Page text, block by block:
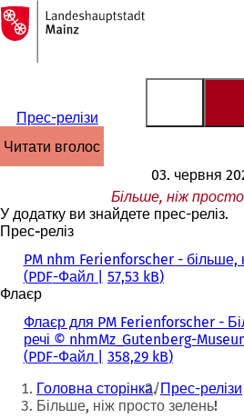
Перейти до змісту
На
головну
сторінку
Прес-релізи
читати вголос
03. червня
Більше, ніж
У додатку ви знайдете прес-реліз.
Прес-реліз
PM nhm Ferienforscher - більше,
PDF-Файл
57,53 kB
Флаєр
Флаєр для PM Ferienforscher -
речі © nhmMz_Gutenberg-
PDF-Файл 358,29 kB
Ти
тут:
Головна сторінка Прес-релізи
Більше, ніж просто зелень!